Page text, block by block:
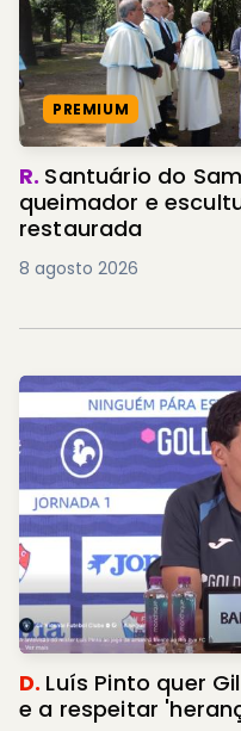
PREMIUM
R. Santuário do
queimador e
restaurada
8 agosto 2026
D. Luís Pinto quer
e a respeitar